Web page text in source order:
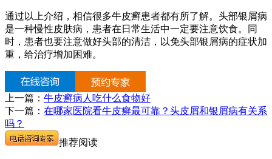
通过以上介绍，相信很多牛皮癣患者都有所了解。头部银屑病
是一种慢性皮肤病，患者在日常生活中一定要注意饮食。同
时，患者也要注意做好头部的清洁，以免头部银屑病的症状加
重，给治疗增加困难。
上一篇： 牛皮癣病人吃什么食物好
下一篇： 在哪家医院看牛皮癣最可靠？头皮屑和银屑病有关系
吗？
推荐阅读